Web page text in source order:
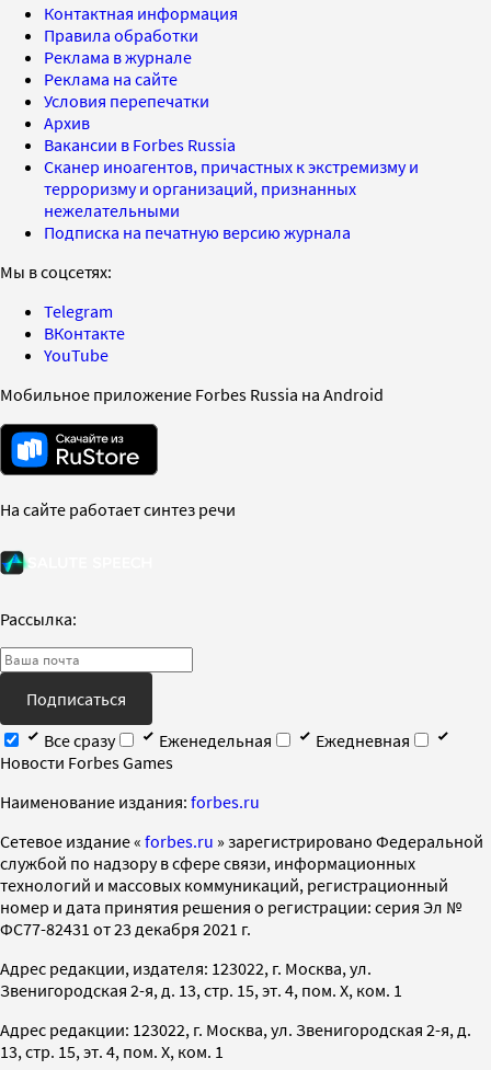
Контактная информация
Правила обработки
Реклама в журнале
Реклама на сайте
Условия перепечатки
Архив
Вакансии в Forbes Russia
Сканер иноагентов, причастных к экстремизму и
терроризму и организаций, признанных
нежелательными
Подписка на печатную версию журнала
Мы в соцсетях:
Telegram
ВКонтакте
YouTube
Мобильное приложение Forbes Russia на Android
На сайте работает синтез речи
Рассылка:
Подписаться
Все сразу
Еженедельная
Ежедневная
Новости Forbes Games
Наименование издания: forbes.ru
Cетевое издание « forbes.ru » зарегистрировано Федеральной
службой по надзору в сфере связи, информационных
технологий и массовых коммуникаций, регистрационный
номер и дата принятия решения о регистрации: серия Эл №
ФС77-82431 от 23 декабря 2021 г.
Адрес редакции, издателя: 123022, г. Москва, ул.
Звенигородская 2-я, д. 13, стр. 15, эт. 4, пом. X, ком. 1
Адрес редакции: 123022, г. Москва, ул. Звенигородская 2-я, д.
13, стр. 15, эт. 4, пом. X, ком. 1